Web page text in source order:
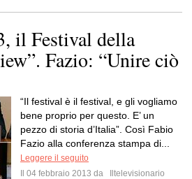
il Festival della
Fazio: “Unire ciò
“Il festival è il festival, e gli vogliamo
bene proprio per questo. E’ un
pezzo di storia d’Italia”. Così Fabio
Fazio alla conferenza stampa di...
Leggere il seguito
Il 04 febbraio 2013 da
Iltelevisionario